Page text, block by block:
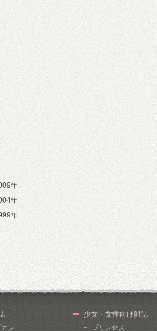
年
年
年
ン
少女・女性向け雑誌
プリンセス